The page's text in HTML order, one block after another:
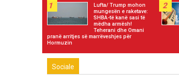
1
Lufta/ Trump mohon
mungesën e raketave:
SHBA-të kanë sasi të
mëdha armësh!
Teherani dhe Omani
pranë arritjes së marrëveshjes për
Hormuzin
2
Sociale